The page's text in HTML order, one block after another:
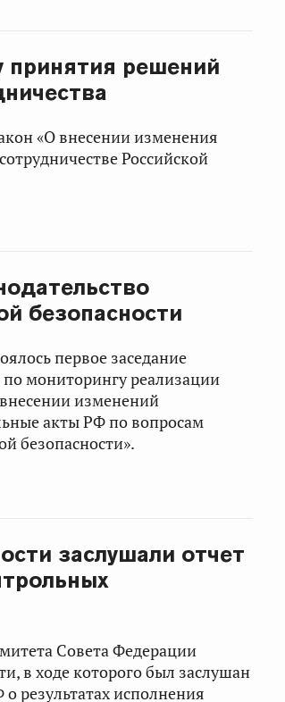
принятия решений
«О внесении изменения
Российской
безопасности
первое заседание
мониторингу реализации
изменений
акты РФ по вопросам
безопасности».
заслушали отчет
Совета Федерации
в ходе которого был заслушан
результатах исполнения